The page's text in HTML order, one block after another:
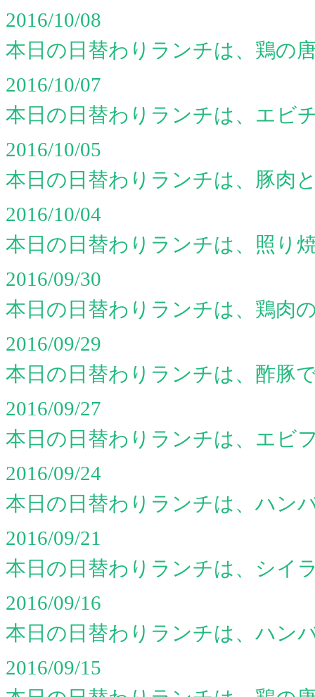
2016/10/08
本日の日替わりランチは、鶏の
2016/10/07
本日の日替わりランチは、エビ
2016/10/05
本日の日替わりランチは、豚肉
2016/10/04
本日の日替わりランチは、照り
2016/09/30
本日の日替わりランチは、鶏肉
2016/09/29
本日の日替わりランチは、酢豚
2016/09/27
本日の日替わりランチは、エビ
2016/09/24
本日の日替わりランチは、ハン
2016/09/21
本日の日替わりランチは、シイ
2016/09/16
本日の日替わりランチは、ハン
2016/09/15